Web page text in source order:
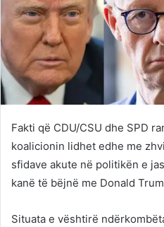
Fakti që CDU/CSU dhe SPD
koalicionin lidhet edhe me
sfidave akute në politikën e
kanë të bëjnë me Donald
Situata e vështirë